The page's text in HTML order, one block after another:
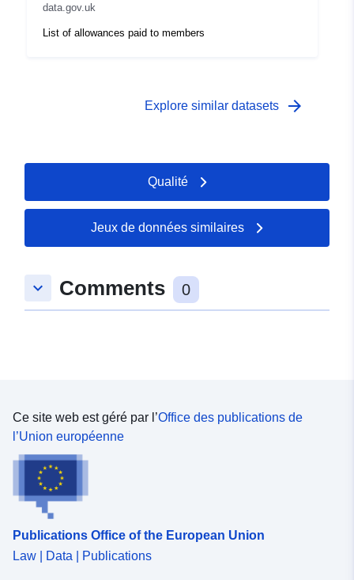
data.gov.uk
List of allowances paid to members
Explore similar datasets arrow_forward
Qualité
Jeux de données similaires
keyboard_arrow_down Comments 0
Ce site web est géré par l’Office des publications de
l’Union européenne
Publications Office of the European Union
Law | Data | Publications